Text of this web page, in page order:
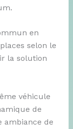
en
selon le
la solution
véhicule
de
ambiance de